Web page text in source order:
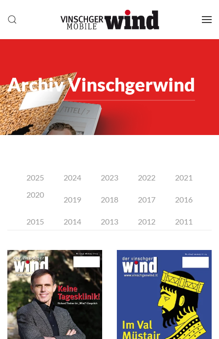
Archiv Vinschgerwind
2025 2024 2023 2022
2021
2020
2019 2018 2017 2016
2015 2014 2013 2012 2011